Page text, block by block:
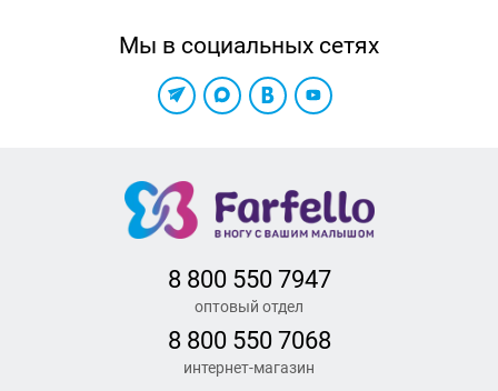
Мы в социальных сетях
8 800 550 7947
оптовый отдел
8 800 550 7068
интернет-магазин